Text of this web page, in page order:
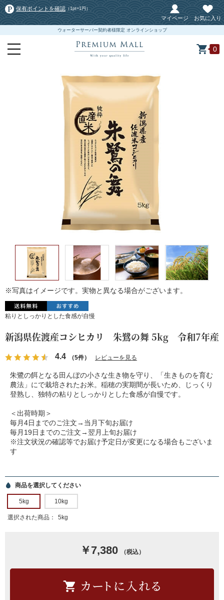
保有ポイントを確認 （1pt=1円）
マイページ お気に入り
ウォーターサーバー契約者様限定 オンラインショップ
0
※写真はイメージです。実物と異なる場合がございます。
粘りとしっかりとした食感が自慢
新潟県佐渡産コシヒカリ 朱鷺の舞 5kg 令和7年産
4.4 （5件） レビューを見る
朱鷺の餌となる田んぼの小さな生き物を守り、「生きものを育む
農法」にで栽培されたお米。稲穂の実期間が長いため、じっくり
登熟し、独特の粘りとしっかりとした食感が自慢です。
＜出荷時期＞
毎月4日までのご注文→当月下旬お届け
毎月19日までのご注文→翌月上旬お届け
※注文状況の確認等でお届け予定日が変更になる場合もございま
す
商品を選択してください
5kg 10kg
選択された商品： 5kg
￥7,380 （税込）